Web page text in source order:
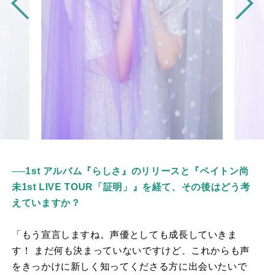
──1st アルバム『らしさ』のリリースと『ペイトン尚
未1st LIVE TOUR「証明」』を経て、その後はどう考
えていますか？
「もう宣言しますね。声優としても成長していきま
す！ まだ何も決まっていないですけど、これからも声
をきっかけに新しく知ってくださる方に出会いたいで